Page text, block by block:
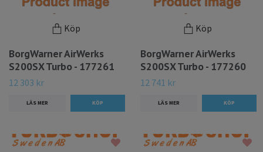
Köp
BorgWarner AirWerks
S200SX Turbo - 177261
12 303 kr
LÄS MER
Köp
BorgWarner AirWerks
S200SX Turbo - 177260
12 741 kr
LÄS MER